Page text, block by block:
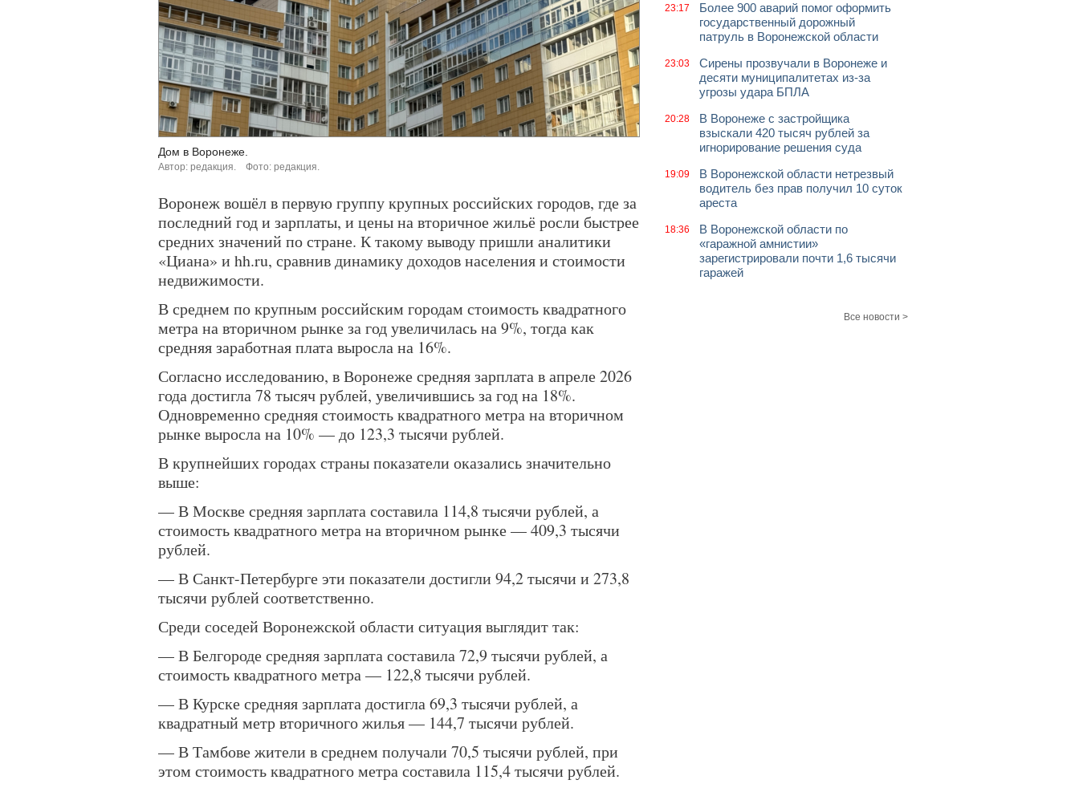
Дом в Воронеже.
Автор: редакция. Фото: редакция.
Воронеж вошёл в первую группу крупных российских городов, где за
последний год и зарплаты, и цены на вторичное жильё росли быстрее
средних значений по стране. К такому выводу пришли аналитики
«Циана» и hh.ru, сравнив динамику доходов населения и стоимости
недвижимости.
В среднем по крупным российским городам стоимость квадратного
метра на вторичном рынке за год увеличилась на 9%, тогда как
средняя заработная плата выросла на 16%.
Согласно исследованию, в Воронеже средняя зарплата в апреле 2026
года достигла 78 тысяч рублей, увеличившись за год на 18%.
Одновременно средняя стоимость квадратного метра на вторичном
рынке выросла на 10% — до 123,3 тысячи рублей.
В крупнейших городах страны показатели оказались значительно
выше:
— В Москве средняя зарплата составила 114,8 тысячи рублей, а
стоимость квадратного метра на вторичном рынке — 409,3 тысячи
рублей.
— В Санкт-Петербурге эти показатели достигли 94,2 тысячи и 273,8
тысячи рублей соответственно.
Среди соседей Воронежской области ситуация выглядит так:
— В Белгороде средняя зарплата составила 72,9 тысячи рублей, а
стоимость квадратного метра — 122,8 тысячи рублей.
— В Курске средняя зарплата достигла 69,3 тысячи рублей, а
квадратный метр вторичного жилья — 144,7 тысячи рублей.
— В Тамбове жители в среднем получали 70,5 тысячи рублей, при
этом стоимость квадратного метра составила 115,4 тысячи рублей.
23:17
Более 900 аварий помог оформить
государственный дорожный
патруль в Воронежской области
23:03
Сирены прозвучали в Воронеже и
десяти муниципалитетах из-за
угрозы удара БПЛА
20:28
В Воронеже с застройщика
взыскали 420 тысяч рублей за
игнорирование решения суда
19:09
В Воронежской области нетрезвый
водитель без прав получил 10 суток
ареста
18:36
В Воронежской области по
«гаражной амнистии»
зарегистрировали почти 1,6 тысячи
гаражей
Все новости >